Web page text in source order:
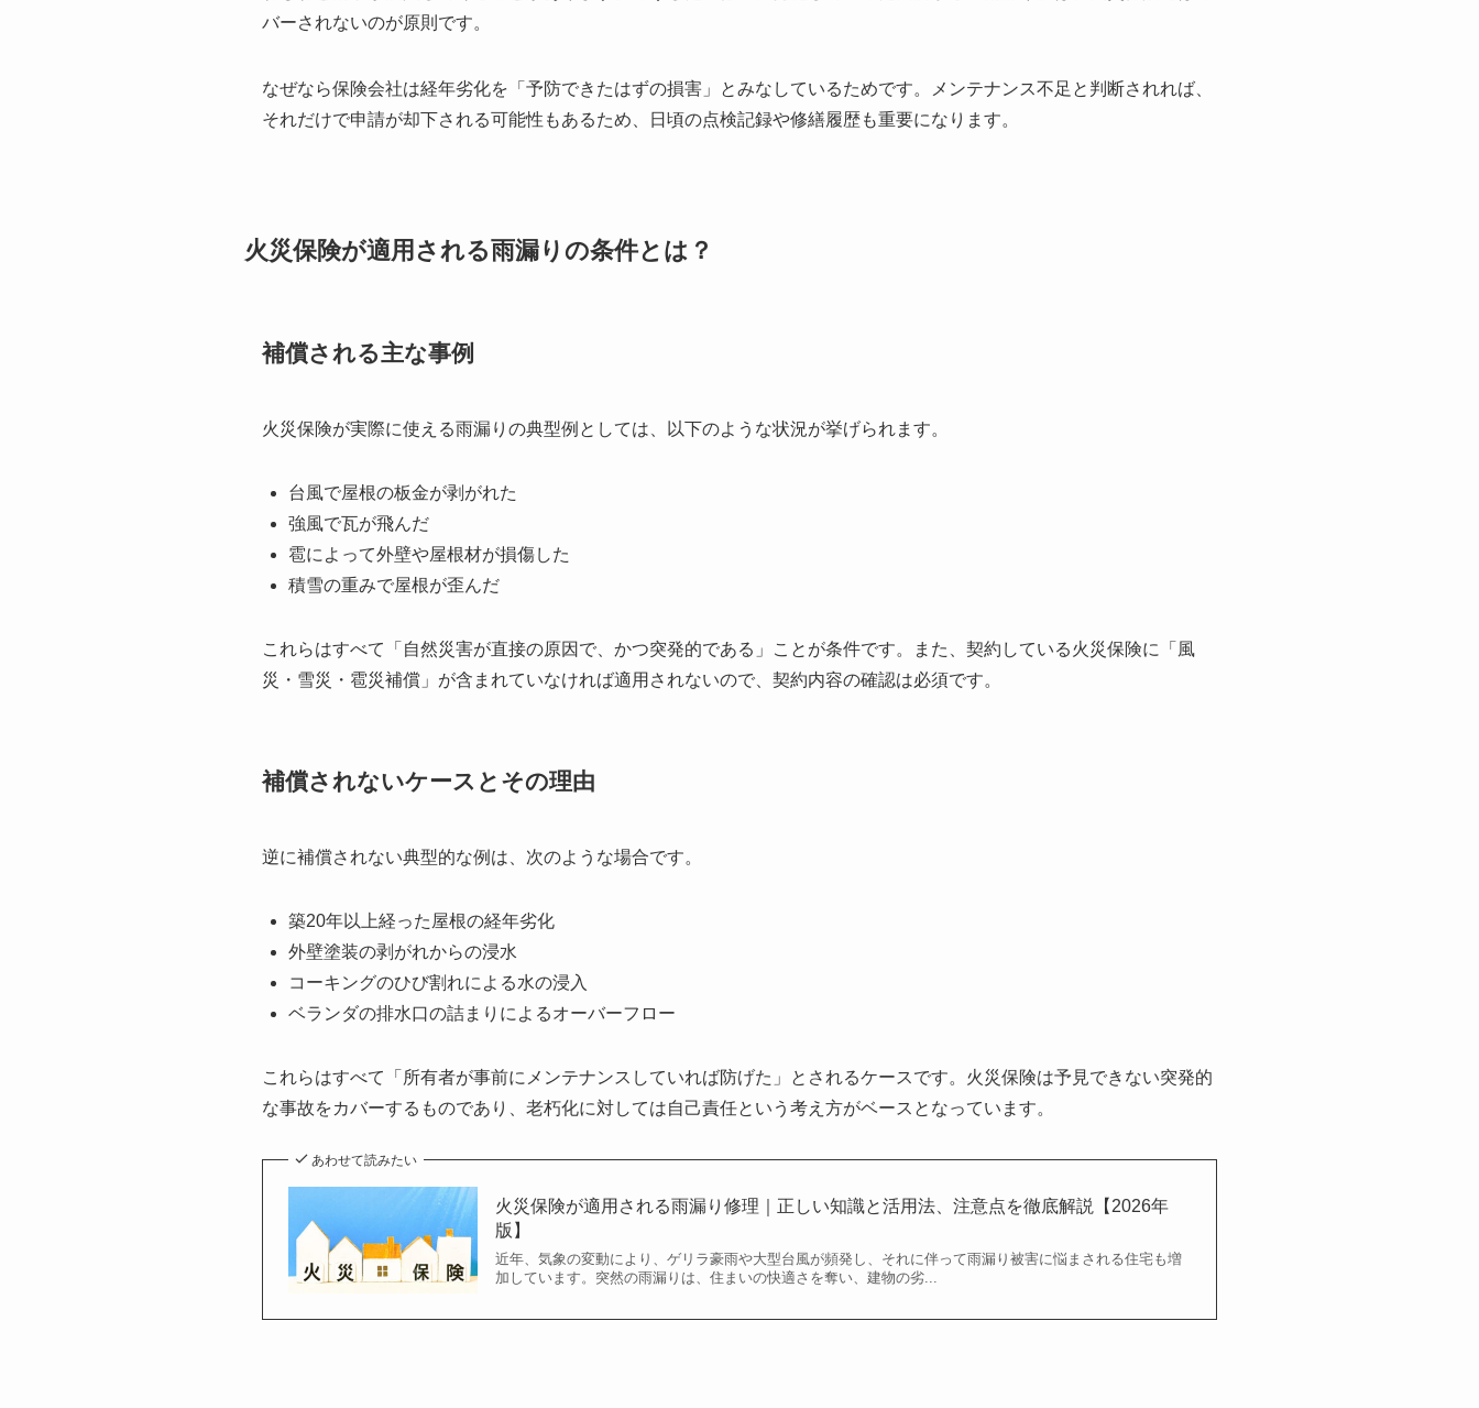
バーされないのが原則です。
なぜなら保険会社は経年劣化を「予防できたはずの損害」とみなしているためです。メンテナンス不足と判断されれば、
それだけで申請が却下される可能性もあるため、日頃の点検記録や修繕履歴も重要になります。
火災保険が適用される雨漏りの条件とは？
補償される主な事例
火災保険が実際に使える雨漏りの典型例としては、以下のような状況が挙げられます。
台風で屋根の板金が剥がれた
強風で瓦が飛んだ
雹によって外壁や屋根材が損傷した
積雪の重みで屋根が歪んだ
これらはすべて「自然災害が直接の原因で、かつ突発的である」ことが条件です。また、契約している火災保険に「風
災・雪災・雹災補償」が含まれていなければ適用されないので、契約内容の確認は必須です。
補償されないケースとその理由
逆に補償されない典型的な例は、次のような場合です。
築20年以上経った屋根の経年劣化
外壁塗装の剥がれからの浸水
コーキングのひび割れによる水の浸入
ベランダの排水口の詰まりによるオーバーフロー
これらはすべて「所有者が事前にメンテナンスしていれば防げた」とされるケースです。火災保険は予見できない突発的
な事故をカバーするものであり、老朽化に対しては自己責任という考え方がベースとなっています。
あわせて読みたい
火災保険が適用される雨漏り修理｜正しい知識と活用法、注意点を徹底解説【2026年
版】
近年、気象の変動により、ゲリラ豪雨や大型台風が頻発し、それに伴って雨漏り被害に悩まされる住宅も増
加しています。突然の雨漏りは、住まいの快適さを奪い、建物の劣...